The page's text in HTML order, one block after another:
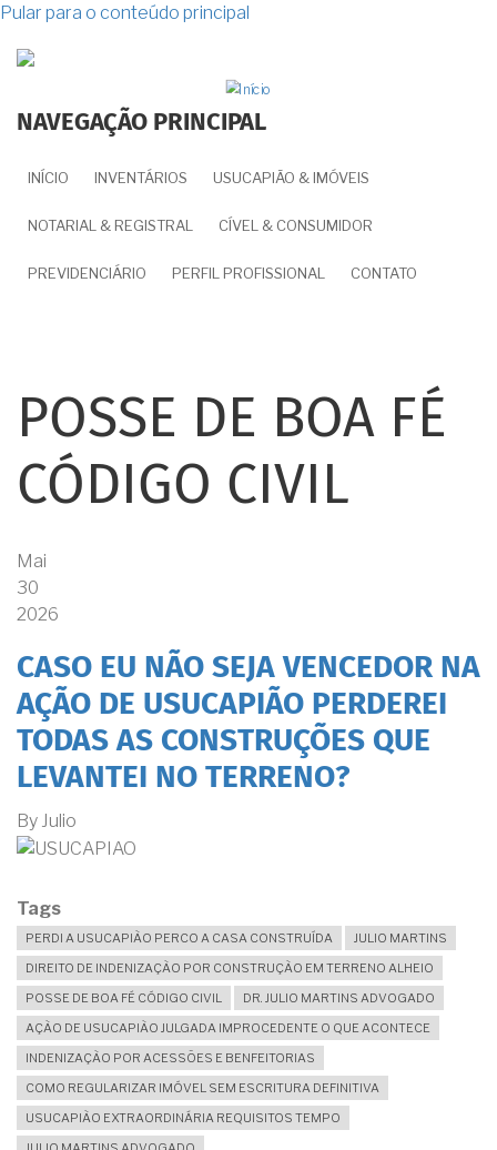
Pular para o conteúdo principal
NAVEGAÇÃO PRINCIPAL
INÍCIO INVENTÁRIOS USUCAPIÃO & IMÓVEIS
NOTARIAL & REGISTRAL CÍVEL & CONSUMIDOR
PREVIDENCIÁRIO PERFIL PROFISSIONAL CONTATO
POSSE DE BOA FÉ
CÓDIGO CIVIL
Mai
30
2026
CASO EU NÃO SEJA VENCEDOR NA
AÇÃO DE USUCAPIÃO PERDEREI
TODAS AS CONSTRUÇÕES QUE
LEVANTEI NO TERRENO?
By Julio
Tags
PERDI A USUCAPIÃO PERCO A CASA CONSTRUÍDA
JULIO MARTINS
DIREITO DE INDENIZAÇÃO POR CONSTRUÇÃO EM TERRENO ALHEIO
POSSE DE BOA FÉ CÓDIGO CIVIL
DR. JULIO MARTINS ADVOGADO
AÇÃO DE USUCAPIÃO JULGADA IMPROCEDENTE O QUE ACONTECE
INDENIZAÇÃO POR ACESSÕES E BENFEITORIAS
COMO REGULARIZAR IMÓVEL SEM ESCRITURA DEFINITIVA
USUCAPIÃO EXTRAORDINÁRIA REQUISITOS TEMPO